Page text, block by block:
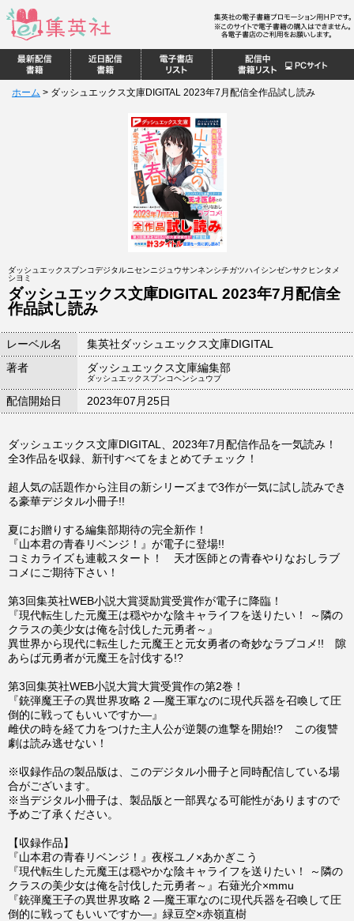
ホーム > ダッシュエックス文庫DIGITAL 2023年7月配信全作品試し読み
ダッシュエックスブンコデジタルニセンニジュウサンネンシチガツハイシンゼンサクヒンタメ
シヨミ
ダッシュエックス文庫DIGITAL 2023年7月配信全
作品試し読み
レーベル名
集英社ダッシュエックス文庫DIGITAL
著者
ダッシュエックス文庫編集部
ダッシュエックスブンコヘンシュウブ
配信開始日 2023年07月25日
ダッシュエックス文庫DIGITAL、2023年7月配信作品を一気読み！
全3作品を収録、新刊すべてをまとめてチェック！
超人気の話題作から注目の新シリーズまで3作が一気に試し読みでき
る豪華デジタル小冊子!!
夏にお贈りする編集部期待の完全新作！
『山本君の青春リベンジ！』が電子に登場!!
コミカライズも連載スタート！ 天才医師との青春やりなおしラブ
コメにご期待下さい！
第3回集英社WEB小説大賞奨励賞受賞作が電子に降臨！
『現代転生した元魔王は穏やかな陰キャライフを送りたい！ ～隣の
クラスの美少女は俺を討伐した元勇者～』
異世界から現代に転生した元魔王と元女勇者の奇妙なラブコメ!! 隙
あらば元勇者が元魔王を討伐する!?
第3回集英社WEB小説大賞大賞受賞作の第2巻！
『銃弾魔王子の異世界攻略 2 ―魔王軍なのに現代兵器を召喚して圧
倒的に戦ってもいいですか―』
雌伏の時を経て力をつけた主人公が逆襲の進撃を開始!? この復讐
劇は読み逃せない！
※収録作品の製品版は、このデジタル小冊子と同時配信している場
合がございます。
※当デジタル小冊子は、製品版と一部異なる可能性がありますので
予めご了承ください。
【収録作品】
『山本君の青春リベンジ！』夜桜ユノ×あかぎこう
『現代転生した元魔王は穏やかな陰キャライフを送りたい！ ～隣の
クラスの美少女は俺を討伐した元勇者～』右薙光介×mmu
『銃弾魔王子の異世界攻略 2 ―魔王軍なのに現代兵器を召喚して圧
倒的に戦ってもいいですか―』緑豆空×赤嶺直樹